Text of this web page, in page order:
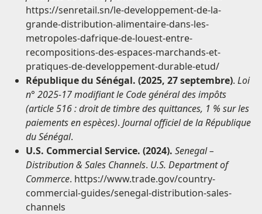
https://senretail.sn/le-developpement-de-la-
grande-distribution-alimentaire-dans-les-
metropoles-dafrique-de-louest-entre-
recompositions-des-espaces-marchands-et-
pratiques-de-developpement-durable-etud/
République du Sénégal. (2025, 27 septembre). Loi
n° 2025-17 modifiant le Code général des impôts
(article 516 : droit de timbre des quittances, 1 % sur les
paiements en espèces). Journal officiel de la République
du Sénégal.
U.S. Commercial Service. (2024). Senegal –
Distribution & Sales Channels. U.S. Department of
Commerce. https://www.trade.gov/country-
commercial-guides/senegal-distribution-sales-
channels